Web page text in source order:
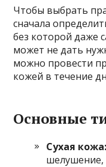
Чтобы выбрать
сначала
без которой даже
может не дать
можно провести
кожей в течение
Основные
Сухая кожа:
шелушение,